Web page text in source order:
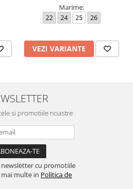
Marime:
22 24 25 26
VEZI VARIANTE
si promotiile noastre
newsletter cu promotiile
multe in Politica de